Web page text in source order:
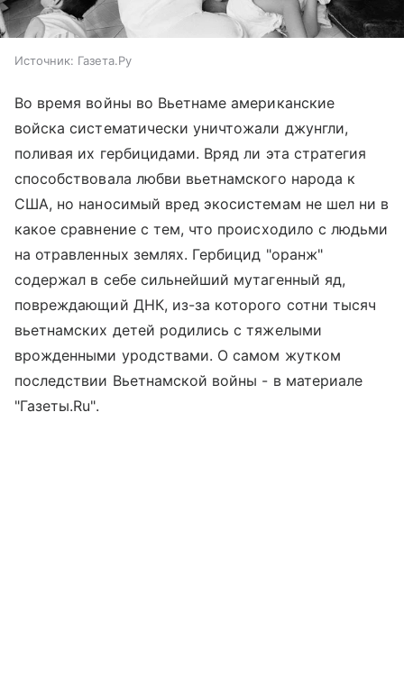
Источник: Газета.Ру
Во время войны во Вьетнаме американские
войска систематически уничтожали джунгли,
поливая их гербицидами. Вряд ли эта стратегия
способствовала любви вьетнамского народа к
США, но наносимый вред экосистемам не шел ни в
какое сравнение с тем, что происходило с людьми
на отравленных землях. Гербицид "оранж"
содержал в себе сильнейший мутагенный яд,
повреждающий ДНК, из-за которого сотни тысяч
вьетнамских детей родились с тяжелыми
врожденными уродствами. О самом жутком
последствии Вьетнамской войны - в материале
"Газеты.Ru".